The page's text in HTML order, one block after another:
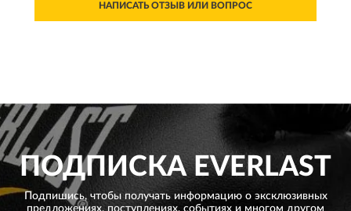
НАПИСАТЬ ОТЗЫВ ИЛИ ВОПРОС
ПОДПИСКАEVERLAST
Подпишись, чтобы получать информацию о эксклюзивных